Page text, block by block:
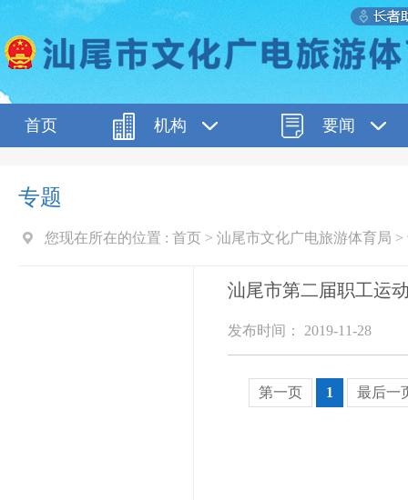
首页 机构 要闻
专题
您现在所在的位置 : 首页 > 汕尾市文化广电旅游体育局 >
汕尾市第二届职工运
发布时间： 2019-11-28
第一页 1 最后一